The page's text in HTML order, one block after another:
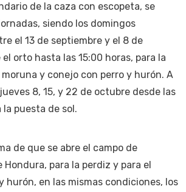
de la caza con escopeta, se
siendo los domingos
el 13 de septiembre y el 8 de
orto hasta las 15:00 horas, para la
y conejo con perro y hurón. A
8, 15, y 22 de octubre desde las
puesta de sol.
de que se abre el campo de
para la perdiz y para el
hurón, en las mismas condiciones, los